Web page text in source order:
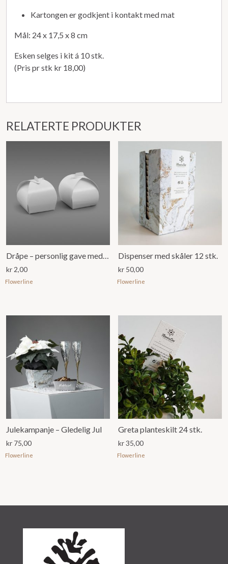
Kartongen er godkjent i kontakt med mat
Mål: 24 x 17,5 x 8 cm
Esken selges i kit á 10 stk.
(Pris pr stk kr 18,00)
RELATERTE PRODUKTER
Dråpe – personlig gave med plass til 1 konfekt
kr 2,00
Flowerline
Dispenser med skåler 12 stk.
kr 50,00
Flowerline
Julekampanje – Gledelig Jul
kr 75,00
Flowerline
Greta planteskilt 24 stk.
kr35,00
Flowerline